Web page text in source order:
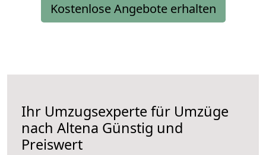
Kostenlose Angebote erhalten
Ihr Umzugsexperte für Umzüge
nach Altena Günstig und
Preiswert